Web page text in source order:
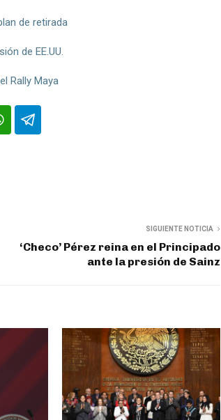
de retirada
de EE.UU.
Rally Maya
SIGUIENTE NOTICIA
‘Checo’ Pérez reina en el Principado
ante la presión de Sainz